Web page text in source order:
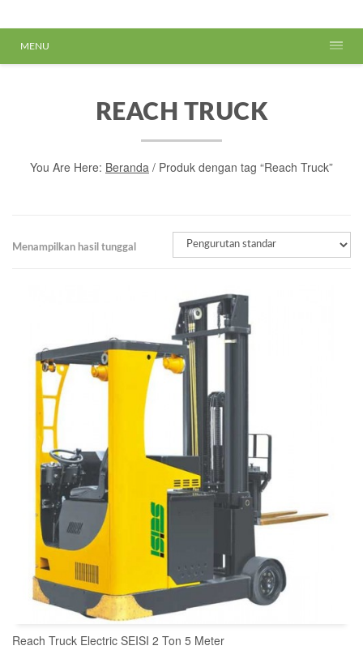
MENU
REACH TRUCK
You Are Here: Beranda / Produk dengan tag “Reach Truck”
Menampilkan hasil tunggal
Reach Truck Electric SEISI 2 Ton 5 Meter